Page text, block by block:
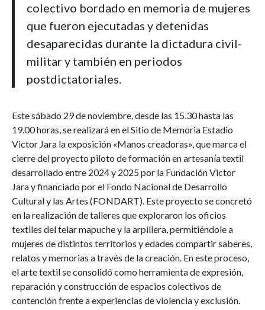
colectivo bordado en memoria de mujeres
que fueron ejecutadas y detenidas
desaparecidas durante la dictadura civil-
militar y también en periodos
postdictatoriales.
Este sábado 29 de noviembre, desde las 15.30 hasta las
19.00 horas, se realizará en el Sitio de Memoria Estadio
Victor Jara la exposición «Manos creadoras», que marca el
cierre del proyecto piloto de formación en artesanía textil
desarrollado entre 2024 y 2025 por la Fundación Victor
Jara y financiado por el Fondo Nacional de Desarrollo
Cultural y las Artes (FONDART). Este proyecto se concretó
en la realización de talleres que exploraron los oficios
textiles del telar mapuche y la arpillera, permitiéndole a
mujeres de distintos territorios y edades compartir saberes,
relatos y memorias a través de la creación. En este proceso,
el arte textil se consolidó como herramienta de expresión,
reparación y construcción de espacios colectivos de
contención frente a experiencias de violencia y exclusión.